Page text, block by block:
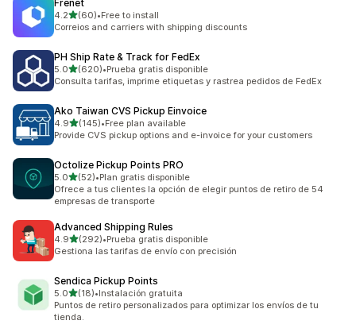
Frenet
4.2de 5 estrellas
(60)
60 reseñas en total
•Free to install
Correios and carriers with shipping discounts
PH Ship Rate & Track for FedEx
5.0de 5 estrellas
(620)
620 reseñas en total
•Prueba gratis disponible
Consulta tarifas, imprime etiquetas y rastrea pedidos de FedEx
Ako Taiwan CVS Pickup Einvoice
4.9de 5 estrellas
(145)
145 reseñas en total
•Free plan available
Provide CVS pickup options and e-invoice for your customers
Octolize Pickup Points PRO
5.0de 5 estrellas
(52)
52 reseñas en total
•Plan gratis disponible
Ofrece a tus clientes la opción de elegir puntos de retiro de 54
empresas de transporte
Advanced Shipping Rules
4.9de 5 estrellas
(292)
292 reseñas en total
•Prueba gratis disponible
Gestiona las tarifas de envío con precisión
Sendica Pickup Points
5.0de 5 estrellas
(18)
18 reseñas en total
•Instalación gratuita
Puntos de retiro personalizados para optimizar los envíos de tu
tienda.